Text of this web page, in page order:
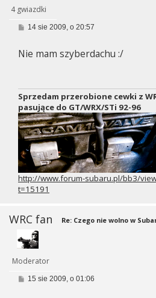
4 gwiazdki
P
t
14 sie 2009, o 20:57
Nie mam szyberdachu :/
Sprzedam przerobione cewki z
pasujące do GT/WRX/STi 92-96
http://www.forum-subaru.pl/bb3/
t=15191
WRC fan
Moderator
Re: Czego nie wolno w
P15 sie 2009, o 01:06